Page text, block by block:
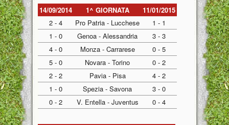
14/09/2014 1^ GIORNATA
11/01/2015
2 - 4
Pro Patria - Lucchese
1 - 1
1 - 0
Genoa - Alessandria
3 - 3
4 - 0
Monza - Carrarese
0 - 5
5 - 0
Novara - Torino
0 - 2
2 - 2
Pavia - Pisa
4 - 2
1 - 0
Spezia - Savona
3 - 0
0 - 2
V. Entella - Juventus 0 - 4